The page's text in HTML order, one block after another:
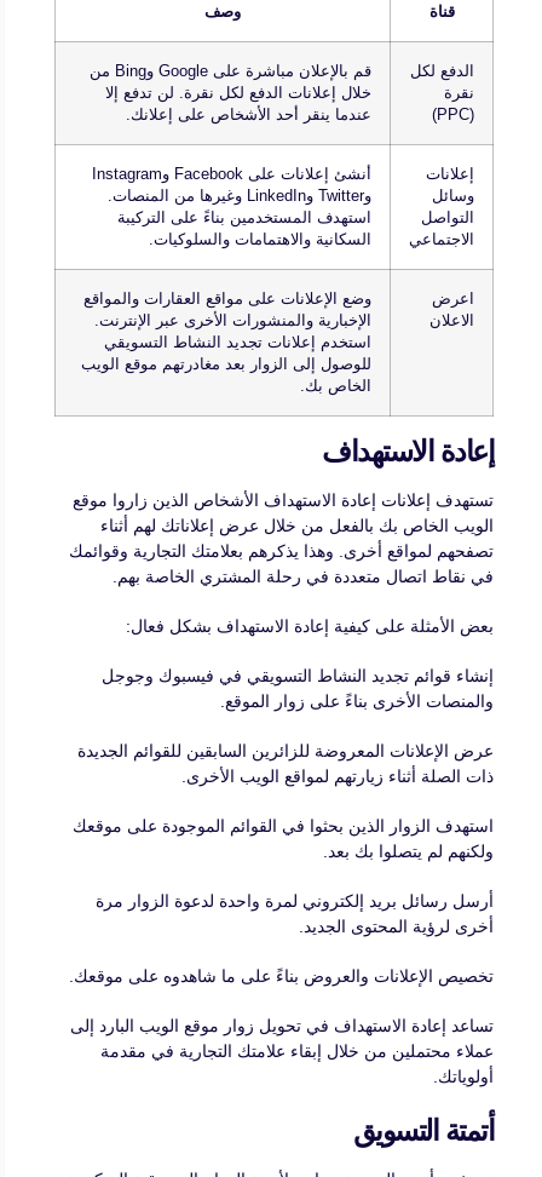
قناة وصف
الدفع لكل
نقرة
(PPC)
قم بالإعلان مباشرة على Google وBing من
خلال إعلانات الدفع لكل نقرة. لن تدفع إلا
عندما ينقر أحد الأشخاص على إعلانك.
إعلانات
وسائل
التواصل
الاجتماعي
أنشئ إعلانات على Facebook وInstagram
وTwitter وLinkedIn وغيرها من المنصات.
استهدف المستخدمين بناءً على التركيبة
السكانية والاهتمامات والسلوكيات.
اعرض
الاعلان
وضع الإعلانات على مواقع العقارات والمواقع
الإخبارية والمنشورات الأخرى عبر الإنترنت.
استخدم إعلانات تجديد النشاط التسويقي
للوصول إلى الزوار بعد مغادرتهم موقع الويب
الخاص بك.
إعادة الاستهداف
تستهدف إعلانات إعادة الاستهداف الأشخاص الذين زاروا موقع
الويب الخاص بك بالفعل من خلال عرض إعلاناتك لهم أثناء
تصفحهم لمواقع أخرى. وهذا يذكرهم بعلامتك التجارية وقوائمك
في نقاط اتصال متعددة في رحلة المشتري الخاصة بهم.
بعض الأمثلة على كيفية إعادة الاستهداف بشكل فعال:
إنشاء قوائم تجديد النشاط التسويقي في فيسبوك وجوجل
والمنصات الأخرى بناءً على زوار الموقع.
عرض الإعلانات المعروضة للزائرين السابقين للقوائم الجديدة
ذات الصلة أثناء زيارتهم لمواقع الويب الأخرى.
استهدف الزوار الذين بحثوا في القوائم الموجودة على موقعك
ولكنهم لم يتصلوا بك بعد.
أرسل رسائل بريد إلكتروني لمرة واحدة لدعوة الزوار مرة
أخرى لرؤية المحتوى الجديد.
تخصيص الإعلانات والعروض بناءً على ما شاهدوه على موقعك.
تساعد إعادة الاستهداف في تحويل زوار موقع الويب البارد إلى
عملاء محتملين من خلال إبقاء علامتك التجارية في مقدمة
أولوياتك.
أتمتة التسويق